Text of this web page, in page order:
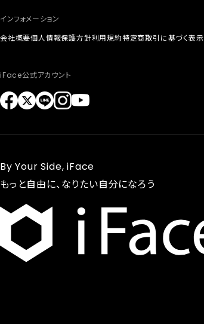
インフォメーション
会社概要個人情報保護方針利用規約特定商取引に基づく表示
iFace公式アカウント
By Your Side, iFace
もっと自由に、なりたい自分になろう